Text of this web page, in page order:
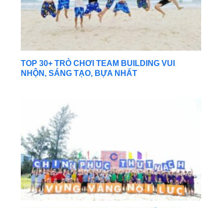
TOP 30+ TRÒ CHƠI TEAM BUILDING VUI
NHỘN, SÁNG TẠO, BỰA NHẤT